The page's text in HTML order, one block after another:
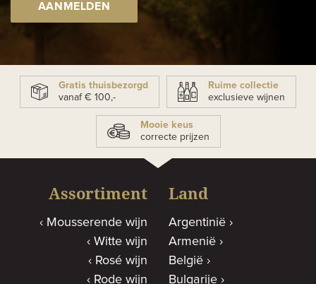
AANMELDEN
Gratis thuisbezorgd
vanaf € 100,-
Ruime collectie
exclusieve wijnen
Mooie keus
correcte prijzen
Assortiment
Mousserende wijn
Witte wijn
Rosé wijn
Rode wijn
Land
Argentinië
Armenië
België
Bulgarije